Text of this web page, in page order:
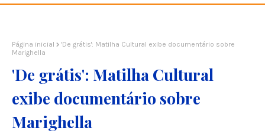
Página inicial
'De grátis': Matilha Cultural exibe documentário sobre
Marighella
'De grátis': Matilha Cultural
exibe documentário sobre
Marighella